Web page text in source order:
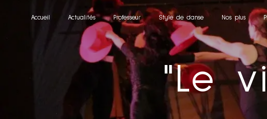
Accueil Actualités Professeur Style de danse Nos plus
"Le
Panneau de gestion des cookies